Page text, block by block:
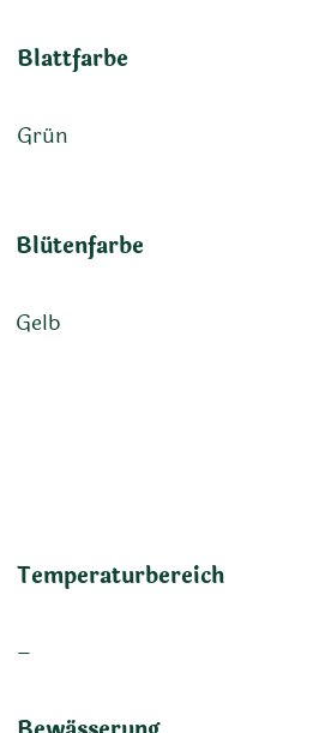
Blattfarbe
Grün
Blütenfarbe
Gelb
Temperaturbereich
–